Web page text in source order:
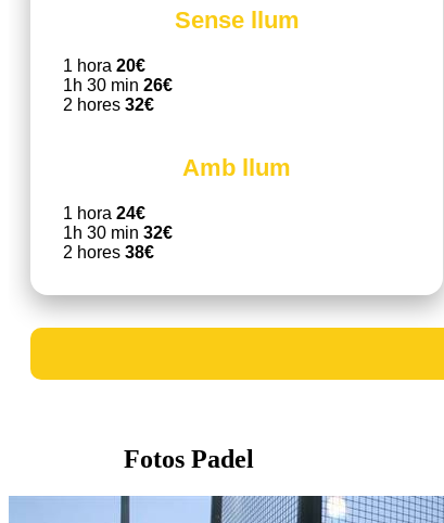
Sense llum
1 hora 20€
1h 30 min 26€
2 hores 32€
Amb llum
1 hora 24€
1h 30 min 32€
2 hores 38€
Fotos Padel